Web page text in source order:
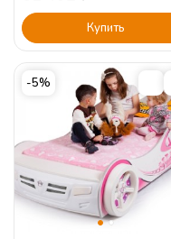
Купить
-5%